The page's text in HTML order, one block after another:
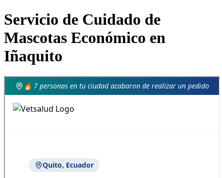
Servicio de Cuidado de
Mascotas Económico en
Iñaquito